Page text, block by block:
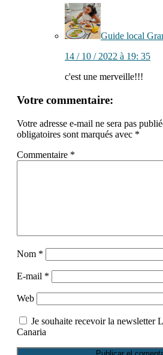
Guide local
14 / 10 / 2022 à 19: 35
c'est une merveille!!!
Votre commentaire:
Votre adresse e-mail ne sera pas
obligatoires sont marqués avec *
Commentaire *
Nom *
E-mail *
Web
Je souhaite recevoir la newsletter
Canaria